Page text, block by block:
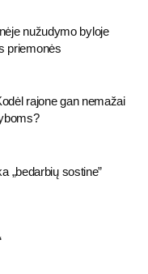
nužudymo byloje
priemonės
rajone gan nemažai
„bedarbių sostine”